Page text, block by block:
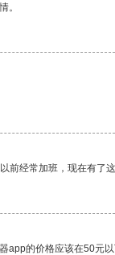
。
经常加班，现在有了
app的价格应该在50元以